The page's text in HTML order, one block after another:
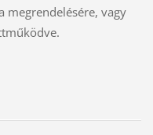
megrendelésére, vagy